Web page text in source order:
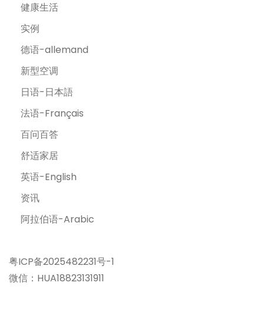
健康生活
实例
德语-allemand
新型空调
日语-日本語
法语-Français
百问百答
舒适家居
英语-English
资讯
阿拉伯语-Arabic
粤ICP备2025482231号-1
微信：HUA18823131911